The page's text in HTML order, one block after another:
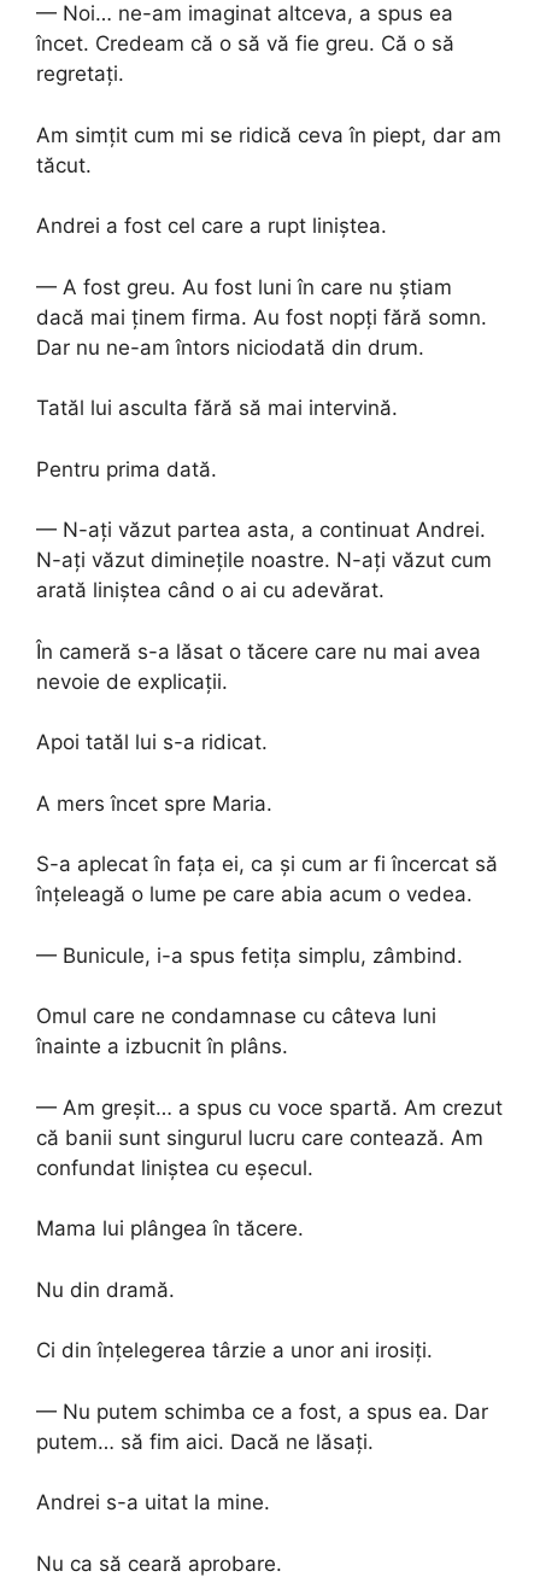
— Noi… ne-am imaginat altceva, a spus ea
încet. Credeam că o să vă fie greu. Că o să
regretați.
Am simțit cum mi se ridică ceva în piept, dar am
tăcut.
Andrei a fost cel care a rupt liniștea.
— A fost greu. Au fost luni în care nu știam
dacă mai ținem firma. Au fost nopți fără somn.
Dar nu ne-am întors niciodată din drum.
Tatăl lui asculta fără să mai intervină.
Pentru prima dată.
— N-ați văzut partea asta, a continuat Andrei.
N-ați văzut diminețile noastre. N-ați văzut cum
arată liniștea când o ai cu adevărat.
În cameră s-a lăsat o tăcere care nu mai avea
nevoie de explicații.
Apoi tatăl lui s-a ridicat.
A mers încet spre Maria.
S-a aplecat în fața ei, ca și cum ar fi încercat să
înțeleagă o lume pe care abia acum o vedea.
— Bunicule, i-a spus fetița simplu, zâmbind.
Omul care ne condamnase cu câteva luni
înainte a izbucnit în plâns.
— Am greșit… a spus cu voce spartă. Am crezut
că banii sunt singurul lucru care contează. Am
confundat liniștea cu eșecul.
Mama lui plângea în tăcere.
Nu din dramă.
Ci din înțelegerea târzie a unor ani irosiți.
— Nu putem schimba ce a fost, a spus ea. Dar
putem… să fim aici. Dacă ne lăsați.
Andrei s-a uitat la mine.
Nu ca să ceară aprobare.